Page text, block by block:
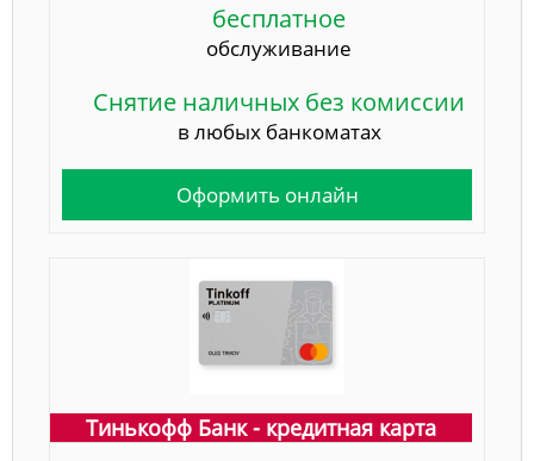
бесплатное
обслуживание
Снятие наличных без комиссии
в любых банкоматах
Оформить онлайн
Тинькофф Банк - кредитная карта